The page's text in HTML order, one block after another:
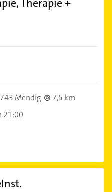
Mendig
7,5 km
21:00